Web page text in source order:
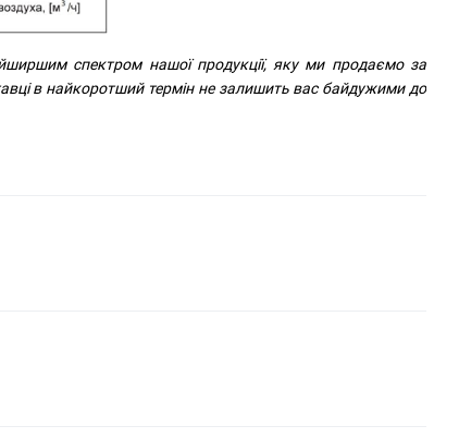
спектром нашої продукції, яку ми продаємо за
в найкоротший термін не залишить вас байдужими до